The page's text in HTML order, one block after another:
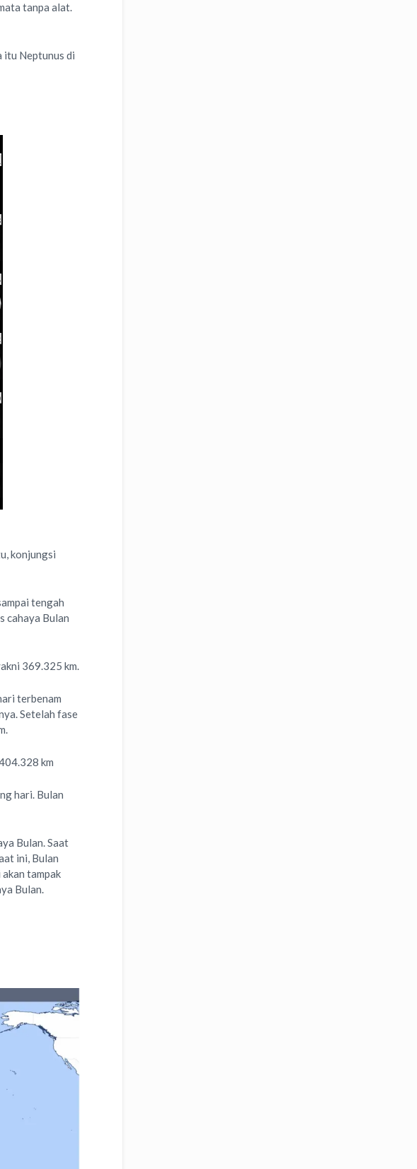
tanpa alat.
itu Neptunus di
konjungsi
tengah
cahaya Bulan
369.325 km.
terbenam
Setelah fase
km
hari. Bulan
Bulan. Saat
ini, Bulan
tampak
Bulan.